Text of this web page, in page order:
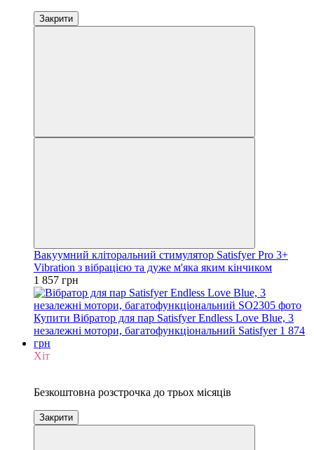
Закрити
Вакуумний кліторальний стимулятор Satisfyer Pro 3+
Vibration з вібрацією та дуже м'яка яким кінчиком
1 857 грн
Хіт
Безкоштовна розстрочка до трьох місяців
Закрити